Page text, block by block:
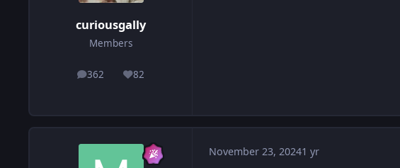
curiousgally
Members
362
posts 82
Reputation
November 23, 20241 yr